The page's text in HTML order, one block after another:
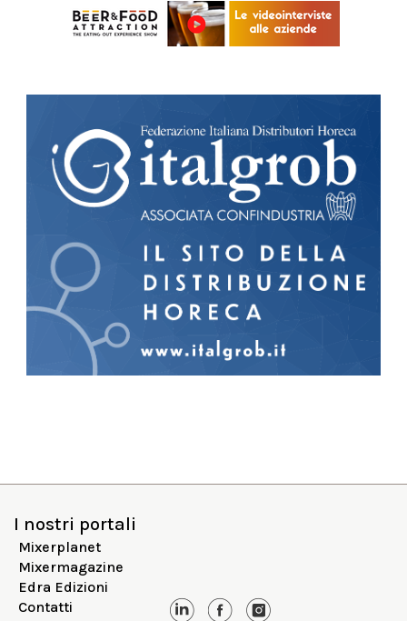
I nostri portali
Mixerplanet
Mixermagazine
Edra Edizioni
Contatti